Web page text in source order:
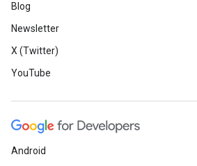
Blog
Newsletter
X (Twitter)
YouTube
Android